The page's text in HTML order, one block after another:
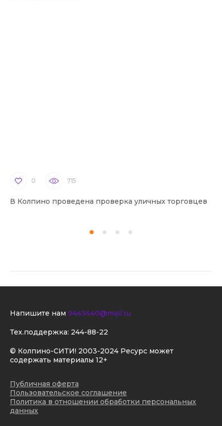
0 715
В Колпино проведена проверка уличных торговцев
© Колпино-СИТИ! 2003-2024 Ресурс может
содержать материалы 12+
Публичная оферта
Пользовательское соглашение
Политика в отношении обработки персональных
данных
Напишите нам 9443440@mail.ru
Тех.поддержка: 244-88-22